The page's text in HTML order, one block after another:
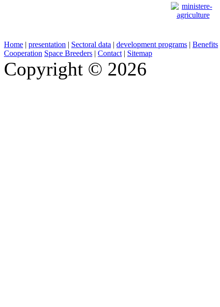
Home | presentation | Sectoral data | development programs | Benefits
Cooperation Space Breeders | Contact | Sitemap
Copyright © 2026